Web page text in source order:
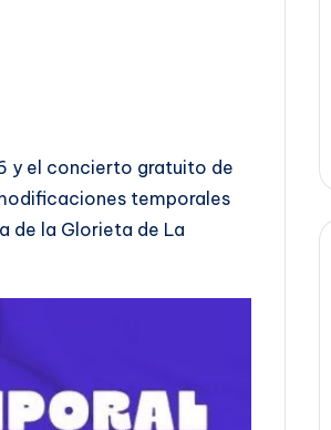
y el concierto gratuito de
temporales
de la Glorieta de La